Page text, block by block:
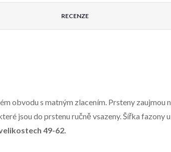
RECENZE
obvodu s matným zlacením. Prsteny zaujmou
jsou do prstenu ručně vsazeny. Šířka fazony
49-62.